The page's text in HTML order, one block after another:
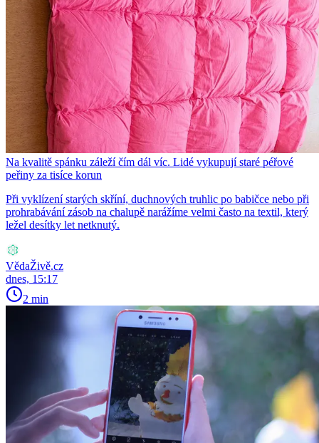
Na kvalitě spánku záleží čím dál víc. Lidé vykupují staré péřové
peřiny za tisíce korun
Při vyklízení starých skříní, duchnových truhlic po babičce nebo při
prohrabávání zásob na chalupě narážíme velmi často na textil, který
ležel desítky let netknutý.
VědaŽivě.cz
dnes, 15:17
2 min